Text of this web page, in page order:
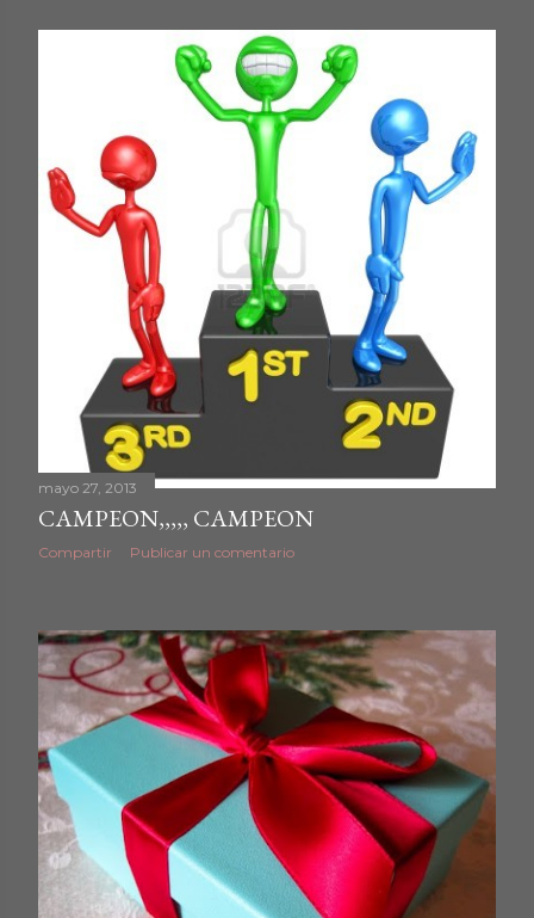
mayo 27, 2013
CAMPEON,,,,, CAMPEON
Compartir Publicar un comentario